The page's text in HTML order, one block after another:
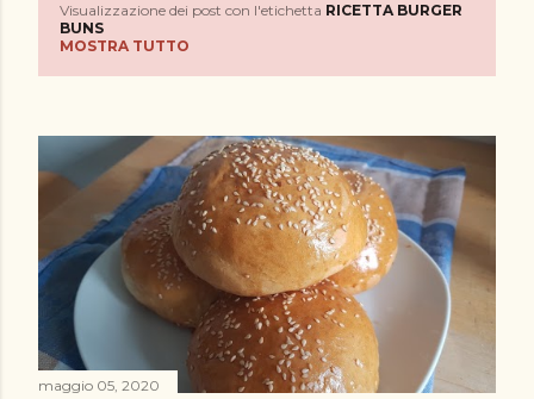
o
s
t
Visualizzazione dei post con l'etichetta RICETTA BURGER
BUNS
MOSTRA TUTTO
maggio 05, 2020